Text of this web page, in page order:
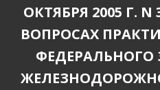
ОКТЯБРЯ 2005 Г.
ВОПРОСАХ
ФЕДЕРАЛЬНОГО